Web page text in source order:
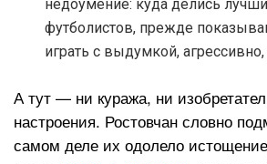
недоумение: куда делись
футболистов, прежде
играть с выдумкой,
А тут — ни куража, ни
настроения. Ростовчан словно
самом деле их одолело